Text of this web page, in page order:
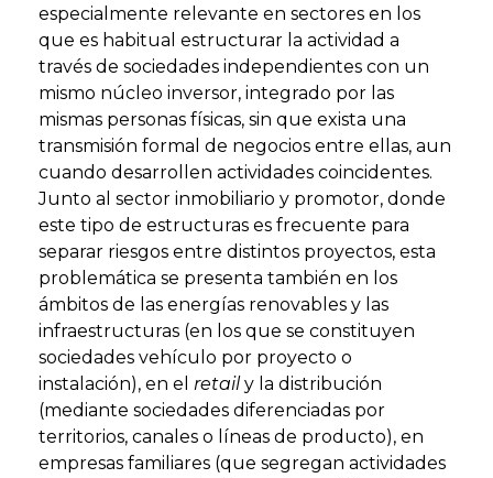
especialmente relevante en sectores en los
que es habitual estructurar la actividad a
través de sociedades independientes con un
mismo núcleo inversor, integrado por las
mismas personas físicas, sin que exista una
transmisión formal de negocios entre ellas, aun
cuando desarrollen actividades coincidentes.
Junto al sector inmobiliario y promotor, donde
este tipo de estructuras es frecuente para
separar riesgos entre distintos proyectos, esta
problemática se presenta también en los
ámbitos de las energías renovables y las
infraestructuras (en los que se constituyen
sociedades vehículo por proyecto o
instalación), en el retail y la distribución
(mediante sociedades diferenciadas por
territorios, canales o líneas de producto), en
empresas familiares (que segregan actividades